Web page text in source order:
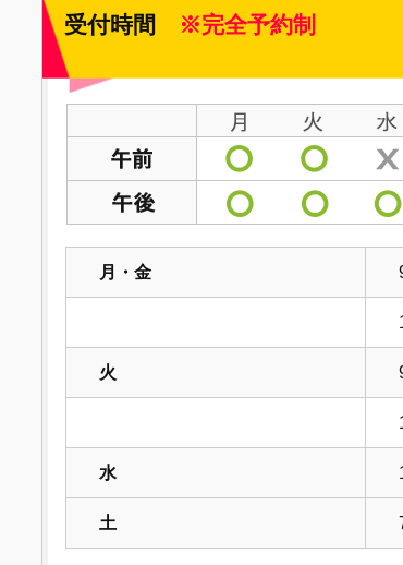
受付時間 ※完全予約制
月・金
火
水
土